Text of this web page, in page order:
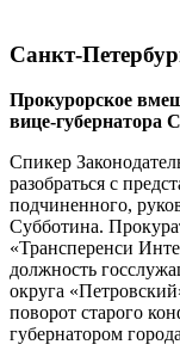
Санкт-
Прокурорское
вице-губернатора
Спикер
разобраться с
подчиненного,
Субботина.
«Трансперенси
должность
округа
поворот старого
губернатором